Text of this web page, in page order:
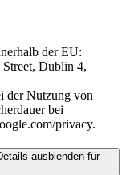
der EU:
Dublin 4,
der Nutzung von
bei
privacy.
ausblenden für